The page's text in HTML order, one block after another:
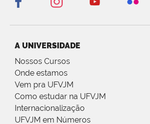
A UNIVERSIDADE
Nossos Cursos
Onde estamos
Vem pra UFVJM
Como estudar na UFVJM
Internacionalização
UFVJM em Números